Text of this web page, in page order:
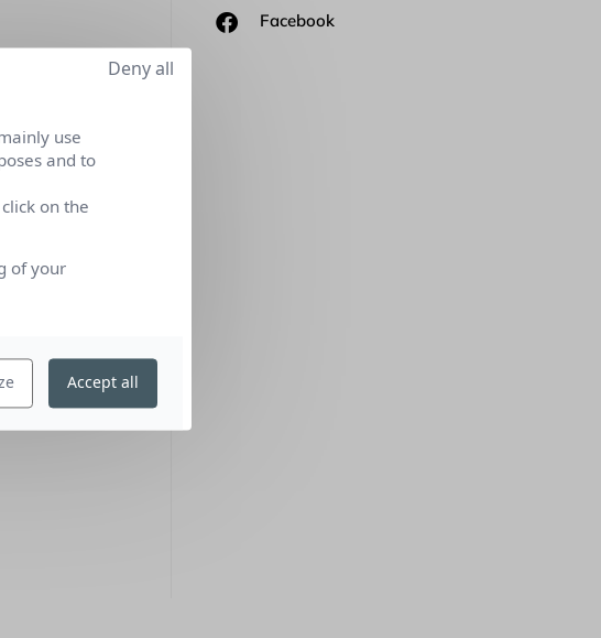
Facebook
use
and to
on the
of your
Deny all
Accept all